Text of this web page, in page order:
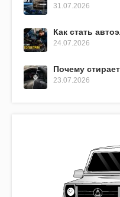
31.07.2026
Как стать
24.07.2026
Почему
23.07.2026